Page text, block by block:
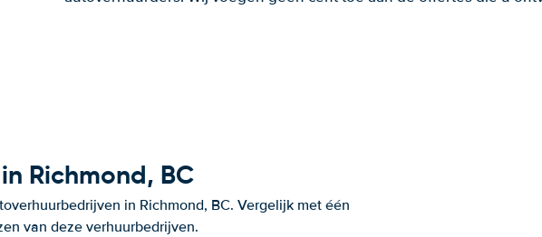
Richmond, BC
in Richmond, BC. Vergelijk met één
van deze verhuurbedrijven.